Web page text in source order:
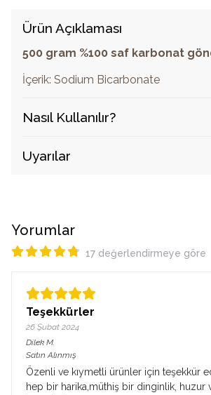
Ürün Açıklaması
500 gram %100 saf karbonat
İçerik: Sodium Bicarbonate
Nasıl Kullanılır?
Uyarılar
Yorumlar
17 değerlendirmeye göre
Teşekkürler
26 Şubat 2024
Dilek M.
Satın Alınmış
Özenli ve kıymetli ürünler için teşekkür
hep bir harika,müthiş bir dinginlik, huzur